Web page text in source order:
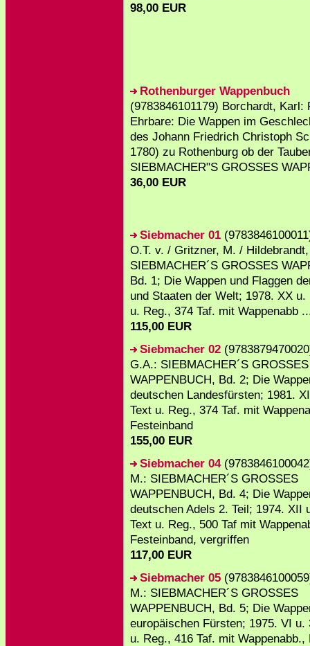
98,00 EUR
Rothenburger Wappenbuch
(9783846101179) Borchardt, Karl:
Ehrbare: Die Wappen im
des Johann Friedrich Christoph
1780) zu Rothenburg ob der
SIEBMACHER"S GROSSES
36,00 EUR
Siebmacher 01
O.T. v. / Gritzner, M. /
SIEBMACHER´S GROSSES
Bd. 1; Die Wappen und Flaggen
und Staaten der Welt; 1978. XX u.
u. Reg., 374 Taf. mit Wappenabb
115,00 EUR
Siebmacher 02
G.A.: SIEBMACHER´S GROSSES
WAPPENBUCH, Bd. 2; Die
deutschen Landesfürsten; 1981.
Text u. Reg., 374 Taf. mit
Festeinband
155,00 EUR
Siebmacher 04
M.: SIEBMACHER´S GROSSES
WAPPENBUCH, Bd. 4; Die
deutschen Adels 2. Teil; 1974. XII
Text u. Reg., 500 Taf mit
Festeinband, vergriffen
117,00 EUR
Siebmacher 05
M.: SIEBMACHER´S GROSSES
WAPPENBUCH, Bd. 5; Die
europäischen Fürsten; 1975. VI u.
u. Reg., 416 Taf. mit Wappenabb.,